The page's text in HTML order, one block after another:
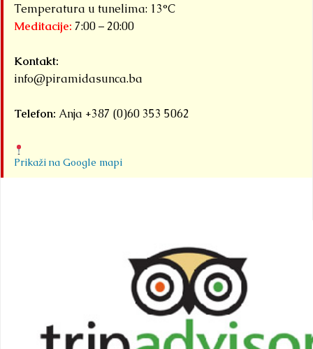
Temperatura u tunelima: 13°C
Meditacije: 7:00 – 20:00
Kontakt:
info@piramidasunca.ba
Telefon: Anja +387 (0)60 353 5062
Prikaži na Google mapi